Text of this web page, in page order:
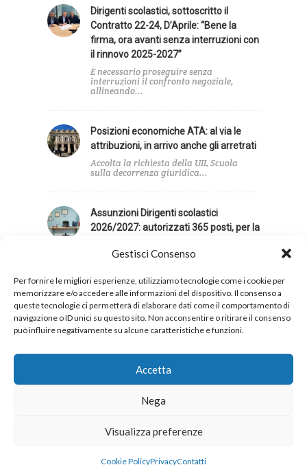
Gestisci Consenso
Per fornire le migliori esperienze, utilizziamo tecnologie come i cookie per
memorizzare e/o accedere alle informazioni del dispositivo. Il consenso a
queste tecnologie ci permetterà di elaborare dati come il comportamento di
navigazione o ID unici su questo sito. Non acconsentire o ritirare il consenso
può influire negativamente su alcune caratteristiche e funzioni.
Accetta
Nega
Visualizza preferenze
Cookie PolicyPrivacyContatti
Dirigenti scolastici, sottoscritto il
Contratto 22-24, D’Aprile: “Bene la
firma, ora avanti senza interruzioni con
il rinnovo 2025-2027”
È necessario proseguire senza
interruzioni il confronto negoziale,
allineando...
Posizioni economiche ATA: al via le
attribuzioni, in arrivo anche gli arretrati
Accolta la richiesta della UIL Scuola
sulla decorrenza giuridica...
Assunzioni Dirigenti scolastici
2026/2027: autorizzati 365 posti, per la
La UIL Scuola giudica insufficiente il
Cookies